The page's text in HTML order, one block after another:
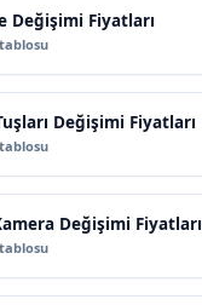
Değişimi Fiyatları
Değişimi Fiyatları
Değişimi Fiyatları